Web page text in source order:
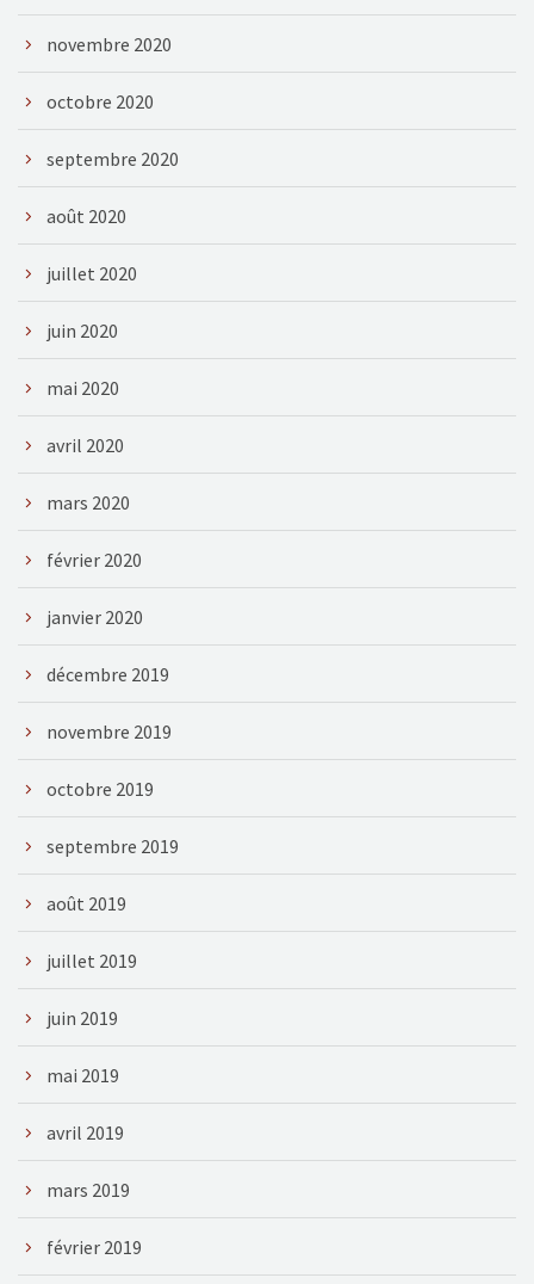
novembre 2020
octobre 2020
septembre 2020
août 2020
juillet 2020
juin 2020
mai 2020
avril 2020
mars 2020
février 2020
janvier 2020
décembre 2019
novembre 2019
octobre 2019
septembre 2019
août 2019
juillet 2019
juin 2019
mai 2019
avril 2019
mars 2019
février 2019